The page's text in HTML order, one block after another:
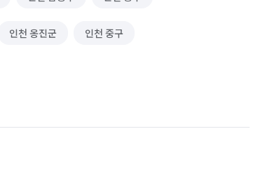
인천 옹진군 인천 중구